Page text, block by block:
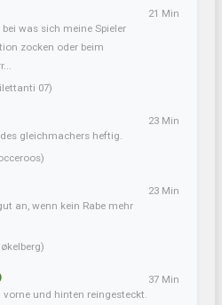
was sich meine Spieler
zocken oder beim
07)
21 Min
gleichmachers heftig.
23 Min
an, wenn kein Rabe mehr
23 Min
vorne und hinten reingesteckt.
37 Min